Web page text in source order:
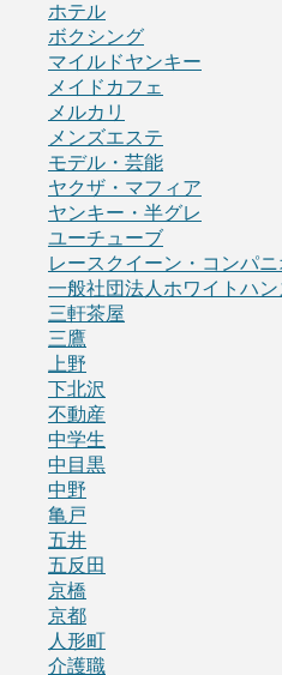
ホテル
ボクシング
マイルドヤンキー
メイドカフェ
メルカリ
メンズエステ
モデル・芸能
ヤクザ・マフィア
ヤンキー・半グレ
ユーチューブ
レースクイーン・コンパ
一般社団法人ホワイトハ
三軒茶屋
三鷹
上野
下北沢
不動産
中学生
中目黒
中野
亀戸
五井
五反田
京橋
京都
人形町
介護職